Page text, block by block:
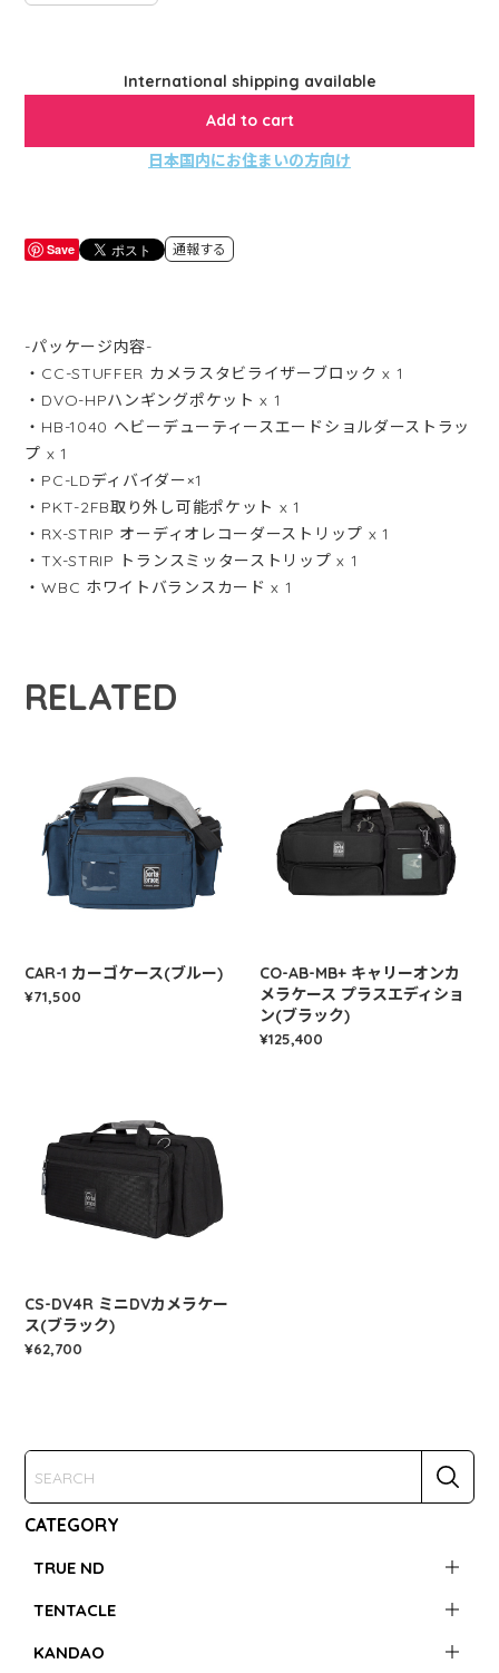
CATEGORY
TRUE ND
TENTACLE
KANDAO
International shipping available
Add to cart
日本国内にお住まいの方向け
Save 通報する
-パッケージ内容-
・CC-STUFFER カメラスタビライザーブロック x 1
・DVO-HPハンギングポケット x 1
・HB-1040 ヘビーデューティースエードショルダーストラッ
プ x 1
・PC-LDディバイダー×1
・PKT-2FB取り外し可能ポケット x 1
・RX-STRIP オーディオレコーダーストリップ x 1
・TX-STRIP トランスミッターストリップ x 1
・WBC ホワイトバランスカード x 1
RELATED
CAR-1 カーゴケース(ブルー)
¥71,500
CO-AB-MB+ キャリーオンカ
メラケース プラスエディショ
ン(ブラック)
¥125,400
CS-DV4R ミニDVカメラケー
ス(ブラック)
¥62,700